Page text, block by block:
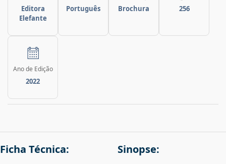
Editora
Elefante
Português Brochura 256
Ano de Edição
2022
Ficha Técnica: Sinopse: